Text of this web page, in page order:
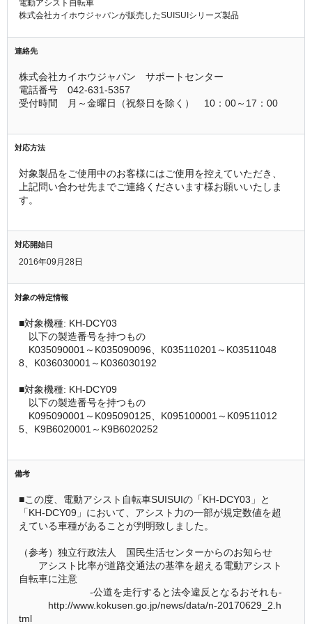
電動アシスト自転車
株式会社カイホウジャパンが販売したSUISUIシリーズ製品
連絡先
株式会社カイホウジャパン　サポートセンター
電話番号　042-631-5357
受付時間　月～金曜日（祝祭日を除く）　10：00～17：00
対応方法
対象製品をご使用中のお客様にはご使用を控えていただき、
上記問い合わせ先までご連絡くださいます様お願いいたしま
す。
対応開始日
2016年09月28日
対象の特定情報
■対象機種: KH-DCY03
以下の製造番号を持つもの
K035090001～K035090096、K035110201～K03511048
8、K036030001～K036030192
■対象機種: KH-DCY09
以下の製造番号を持つもの
K095090001～K095090125、K095100001～K09511012
5、K9B6020001～K9B6020252
備考
■この度、電動アシスト自転車SUISUIの「KH-DCY03」と
「KH-DCY09」において、アシスト力の一部が規定数値を超
えている車種があることが判明致しました。
（参考）独立行政法人　国民生活センターからのお知らせ
アシスト比率が道路交通法の基準を超える電動アシスト
自転車に注意
-公道を走行すると法令違反となるおそれも-
http://www.kokusen.go.jp/news/data/n-20170629_2.h
tml